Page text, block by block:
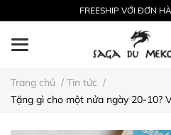
FREESHIP VỚI ĐƠN
Trang chủ / Tin tức /
Tặng gì cho một nửa ngày 20-10?